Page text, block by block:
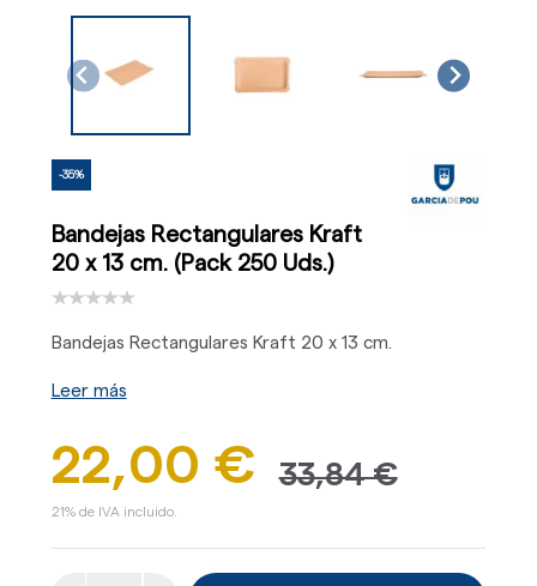
-35%
Bandejas Rectangulares Kraft
20 x 13 cm. (Pack 250 Uds.)
Bandejas Rectangulares Kraft 20 x 13 cm.
Leer más
22,00 € 33,84 €
21% de IVA incluido.